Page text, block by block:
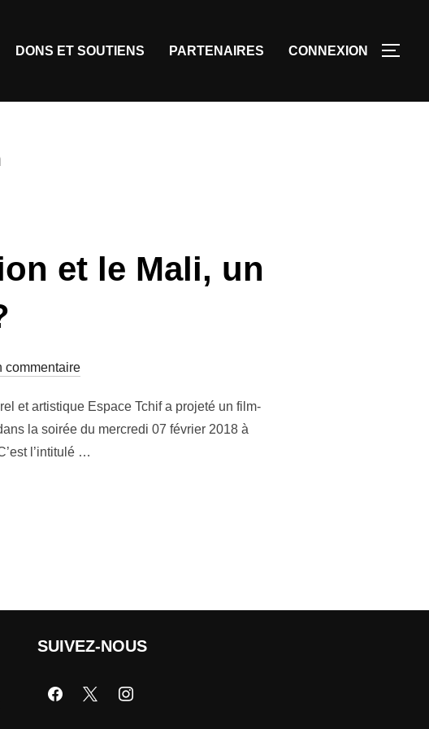
DONS ET SOUTIENS PARTENAIRES CONNEXION
et le Mali, un
commentaire
et artistique Espace Tchif a projeté un film-
la soirée du mercredi 07 février 2018 à
l’intitulé …
SUIVEZ-NOUS